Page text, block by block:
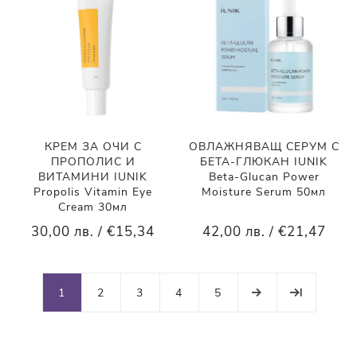
КРЕМ ЗА ОЧИ С
ПРОПОЛИС И
ВИТАМИНИ IUNIK
Propolis Vitamin Eye
Cream 30мл
30,00 лв. / €15,34
ОВЛАЖНЯВАЩ СЕРУМ С
БЕТА-ГЛЮКАН IUNIK
Beta-Glucan Power
Moisture Serum 50мл
42,00 лв. / €21,47
1 2 3 4 5